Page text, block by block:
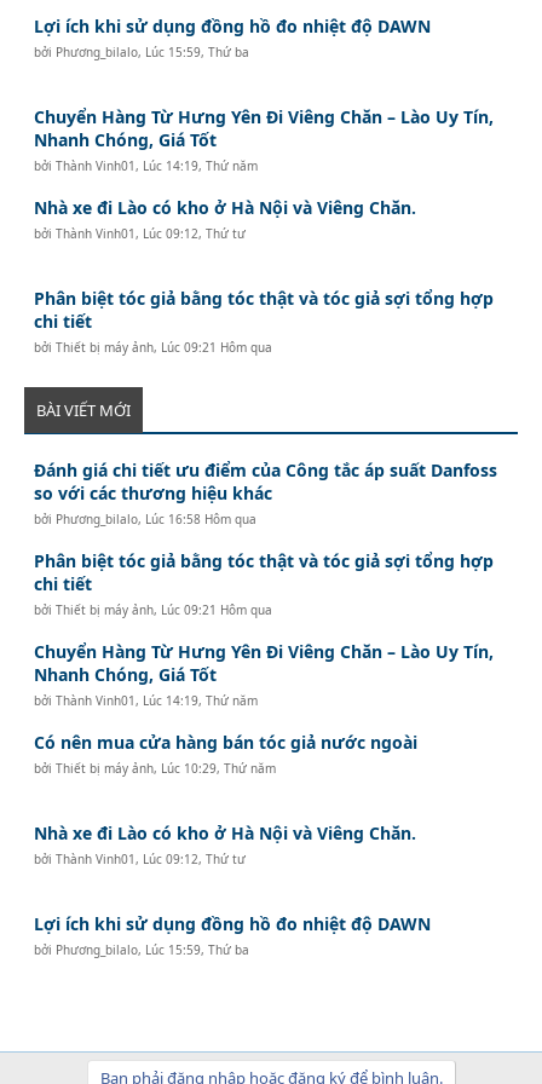
Lợi ích khi sử dụng đồng hồ đo nhiệt độ DAWN
bởi Phương_bilalo, Lúc 15:59, Thứ ba
Chuyển Hàng Từ Hưng Yên Đi Viêng Chăn – Lào Uy Tín,
Nhanh Chóng, Giá Tốt
bởiThành Vinh01 , Lúc 14:19, Thứ năm
Nhà xe đi Lào có kho ở Hà Nội và Viêng Chăn.
bởiThành Vinh01 , Lúc 09:12, Thứ tư
Phân biệt tóc giả bằng tóc thật và tóc giả sợi tổng hợp
chi tiết
bởiThiết bị máy ảnh, Lúc 09:21 Hôm qua
BÀI VIẾT MỚI
Đánh giá chi tiết ưu điểm của Công tắc áp suất Danfoss
so với các thương hiệu khác
bởi Phương_bilalo, Lúc 16:58 Hôm qua
Phân biệt tóc giả bằng tóc thật và tóc giả sợi tổng hợp
chi tiết
bởiThiết bị máy ảnh, Lúc 09:21 Hôm qua
Chuyển Hàng Từ Hưng Yên Đi Viêng Chăn – Lào Uy Tín,
Nhanh Chóng, Giá Tốt
bởiThành Vinh01 , Lúc 14:19, Thứ năm
Có nên mua cửa hàng bán tóc giả nước ngoài
bởiThiết bị máy ảnh, Lúc 10:29, Thứ năm
Nhà xe đi Lào có kho ở Hà Nội và Viêng Chăn.
bởiThành Vinh01 , Lúc 09:12, Thứ tư
Lợi ích khi sử dụng đồng hồ đo nhiệt độ DAWN
bởi Phương_bilalo, Lúc 15:59, Thứ ba
Bạn phải đăng nhập hoặc đăng ký để bình luận.